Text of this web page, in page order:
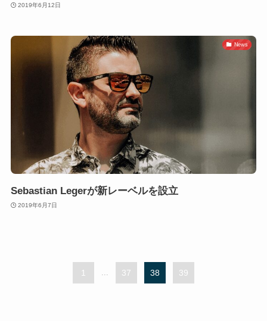
2019年6月12日
News
Sebastian Legerが新レーベルを設立
2019年6月7日
1 ... 37 38 39